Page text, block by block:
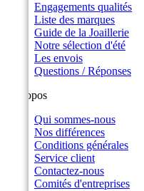
Engagements qualités
Liste des marques
Guide de la Joaillerie
Notre sélection d'été
Les envois
Questions / Réponses
A propos
Qui sommes-nous
Nos différences
Conditions générales
Service client
Contactez-nous
Comités d'entreprises